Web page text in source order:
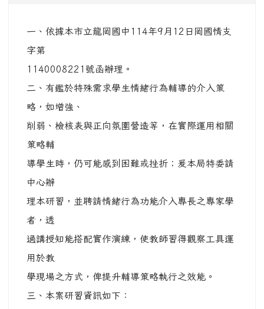
一、依據本市立龍岡國中114年9月12日岡國情支
字第
1140008221號函辦理。
二、有鑑於特殊需求學生情緒行為輔導的介入策
略，如增強、
削弱、檢核表與正向氛圍營造等，在實際運用相關
策略輔
導學生時，仍可能感到困難或挫折；爰本局特委請
中心辦
理本研習，並聘請情緒行為功能介入專長之專家學
者，透
過講授知能搭配實作演練，使教師習得觀察工具運
用於教
學現場之方式，俾提升輔導策略執行之效能。
三、本案研習資訊如下：